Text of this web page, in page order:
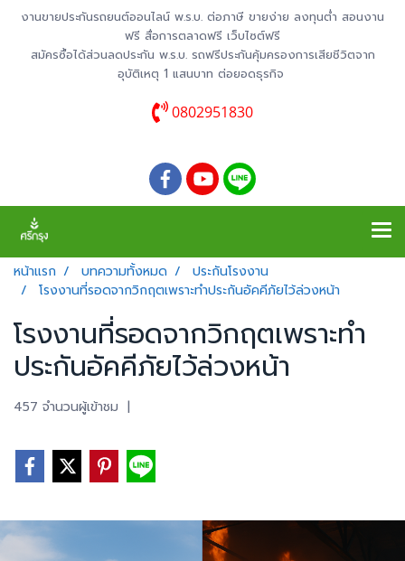
งานขายประกันรถยนต์ออนไลน์ พ.ร.บ. ต่อภาษี ขายง่าย ลงทุนต่ำ สอนงาน
ฟรี สื่อการตลาดฟรี เว็บไซต์ฟรี
สมัครซื้อได้ส่วนลดประกัน พ.ร.บ. รถฟรีประกันคุ้มครองการเสียชีวิตจาก
อุบัติเหตุ 1 แสนบาท ต่อยอดธุรกิจ
0802951830
หน้าแรก บทความทั้งหมด
ประกันโรงงาน
โรงงานที่รอดจากวิกฤตเพราะทำประกันอัคคีภัยไว้ล่วงหน้า
โรงงานที่รอดจากวิกฤตเพราะทำ
ประกันอัคคีภัยไว้ล่วงหน้า
457 จำนวนผู้เข้าชม |